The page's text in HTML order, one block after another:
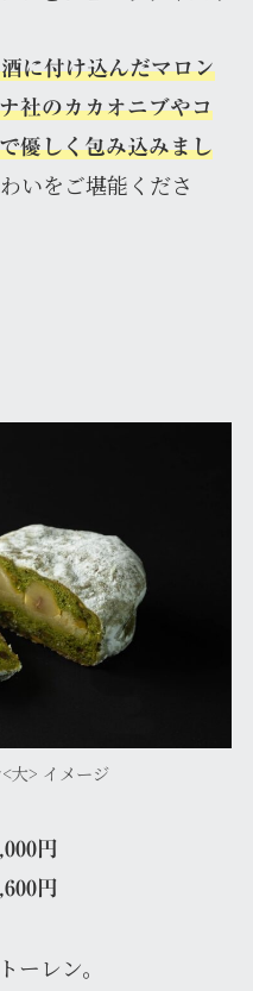
に付け込んだマロン
社のカカオニブやコ
優しく包み込みまし
いをご堪能くださ
大> イメージ
円
円
ーレン。